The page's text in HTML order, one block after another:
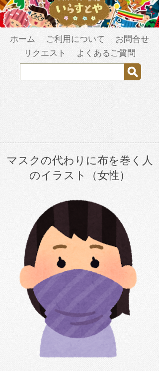
ホーム ご利用について
お問合せ
リクエスト
よくあるご質問
マスクの代わりに布を巻く人
のイラスト（女性）